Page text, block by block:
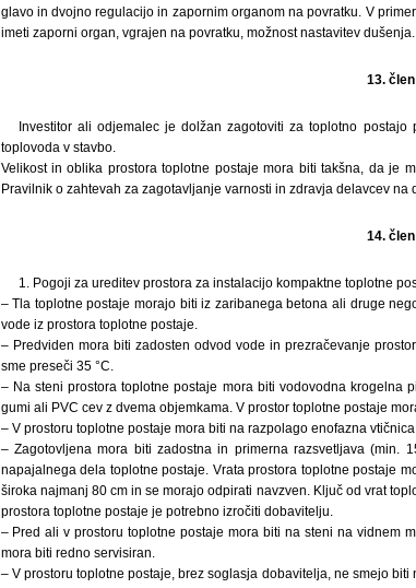
glavo in dvojno regulacijo in zapornim organom na povratku. V
imeti zaporni organ, vgrajen na povratku, možnost nastavitev dušenja.
13. člen
Investitor ali odjemalec je dolžan zagotoviti za toplotno
toplovoda v stavbo.
Velikost in oblika prostora toplotne postaje mora biti takšna, da je
Pravilnik o zahtevah za zagotavljanje varnosti in zdravja delavcev na
14. člen
1. Pogoji za ureditev prostora za instalacijo kompaktne toplotne
– Tla toplotne postaje morajo biti iz zaribanega betona ali druge
vode iz prostora toplotne postaje.
– Predviden mora biti zadosten odvod vode in prezračevanje
sme preseči 35 °C.
– Na steni prostora toplotne postaje mora biti vodovodna krogelna
gumi ali PVC cev z dvema objemkama. V prostor toplotne postaje
– V prostoru toplotne postaje mora biti na razpolago enofazna vtičnica.
– Zagotovljena mora biti zadostna in primerna razsvetljava (min.
napajalnega dela toplotne postaje. Vrata prostora toplotne postaje
široka najmanj 80 cm in se morajo odpirati navzven. Ključ od vrat
prostora toplotne postaje je potrebno izročiti dobavitelju.
– Pred ali v prostoru toplotne postaje mora biti na steni na vidnem
mora biti redno servisiran.
– V prostoru toplotne postaje, brez soglasja dobavitelja, ne smejo